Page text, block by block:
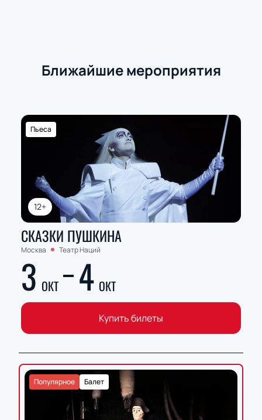
Ближайшие мероприятия
12+
Пьеса
СКАЗКИ ПУШКИНА
Москва Театр Наций
3 ОКТ 4 ОКТ
Купить билеты
Балет
Популярное